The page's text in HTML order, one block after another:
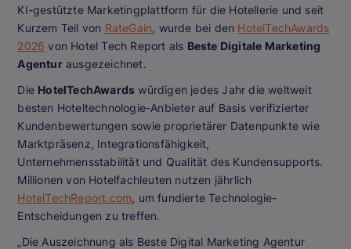
KI-gestützte Marketingplattform für die Hotellerie und seit
Kurzem Teil von RateGain, wurde bei den HotelTechAwards
2026 von Hotel Tech Report als Beste Digitale Marketing
Agenturausgezeichnet.
Die HotelTechAwards würdigen jedes Jahr die weltweit
besten Hoteltechnologie-Anbieter auf Basis verifizierter
Kundenbewertungen sowie proprietärer Datenpunkte wie
Marktpräsenz, Integrationsfähigkeit,
Unternehmensstabilität und Qualität des Kundensupports.
Millionen von Hotelfachleuten nutzen jährlich
HotelTechReport.com, um fundierte Technologie-
Entscheidungen zu treffen.
„Die Auszeichnung als Beste Digital Marketing Agentur